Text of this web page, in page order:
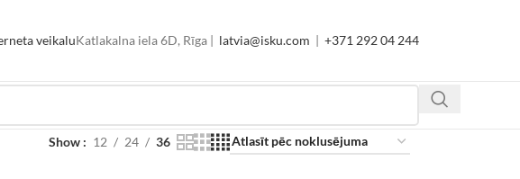
veikaluKatlakalna iela 6D, Rīga | latvia@isku.com | +371 292 04 244
Show 12 24 36